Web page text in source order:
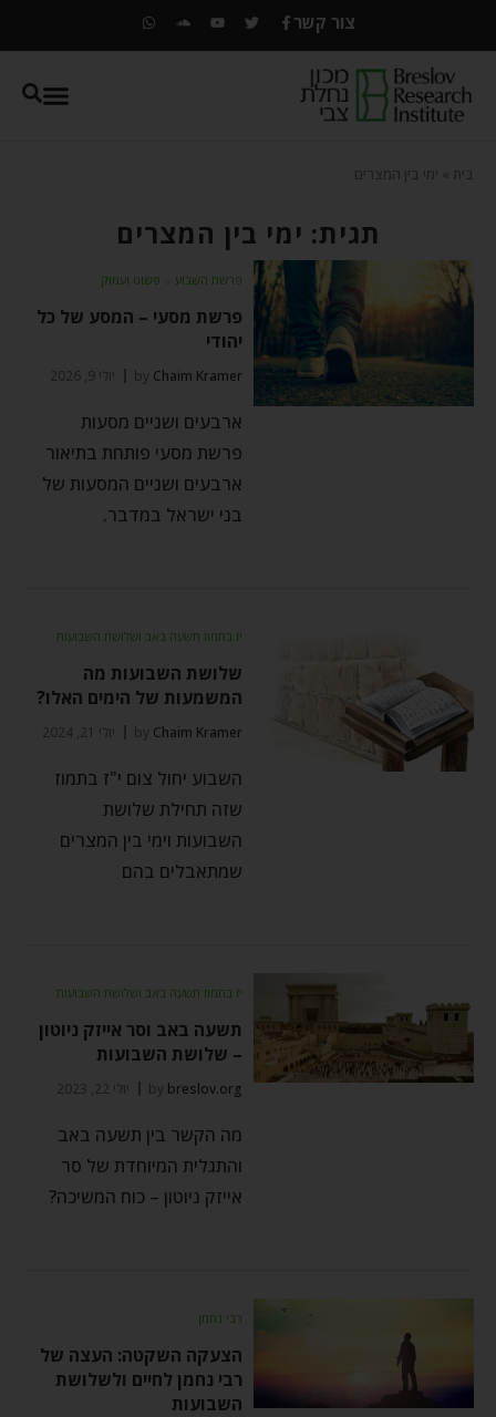
צור קשר
בית ימי בין המצרים
תגית: ימי בין המצרים
פרשת השבוע ⬦ פשוט ועמוק
פרשת מסעי – המסע של כל
יהודי
by Chaim Kramer יולי 9, 2026
ארבעים ושניים מסעות
פרשת מסעי פותחת בתיאור
ארבעים ושניים המסעות של
בני ישראל במדבר.
יז בתמוז תשעה באב ושלושת השבועות
שלושת השבועות מה
המשמעות של הימים האלו?
by Chaim Kramer יולי 21, 2024
השבוע יחול צום י"ז בתמוז
שזה תחילת שלושת
השבועות וימי בין המצרים
שמתאבלים בהם
יז בתמוז תשעה באב ושלושת השבועות
תשעה באב וסר אייזק ניוטון
– שלושת השבועות
by breslov.org יולי 22, 2023
מה הקשר בין תשעה באב
והתגלית המיוחדת של סר
אייזק ניוטון – כוח המשיכה?
רבי נחמן
הצעקה השקטה: העצה של
רבי נחמן לחיים ולשלושת
השבועות